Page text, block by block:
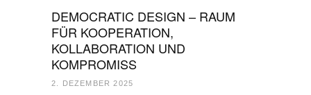
DEMOCRATIC DESIGN – RAUM
FÜR KOOPERATION,
KOLLABORATION UND
KOMPROMISS
2. DEZEMBER 2025